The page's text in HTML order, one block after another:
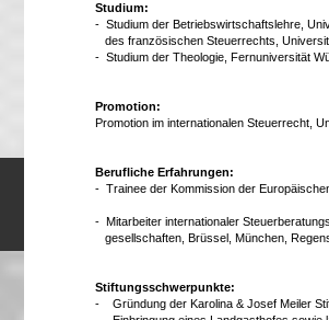
Studium:
- Studium der Betriebswirtschaftslehre,
des französischen Steuerrechts,
- Studium der Theologie, Fernuniversität
Promotion:
Promotion im internationalen Steuer­recht,
Berufliche Erfahrungen:
- Trainee der Kommission der
- Mitarbeiter internationaler
gesellschaften, Brüssel, München,
Stiftungsschwerpunkte:
- Gründung der Karolina & Josef Meiler